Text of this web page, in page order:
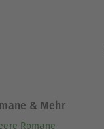
& Mehr
Romane